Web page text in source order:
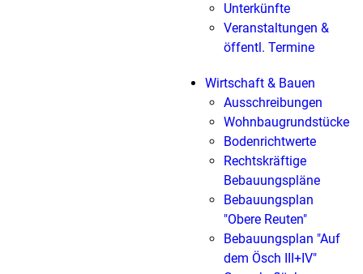
Unterkünfte
Veranstaltungen &
öffentl. Termine
Wirtschaft & Bauen
Ausschreibungen
Wohnbaugrundstücke
Bodenrichtwerte
Rechtskräftige
Bebauungspläne
Bebauungsplan
"Obere Reuten"
Bebauungsplan "Auf
dem Ösch III+IV"